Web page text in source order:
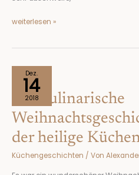
weiterlesen »
Dez.
14
2018
Die kulinarische
der heilige
Küchengeschichten / Von
kulinarische
Weihnachtsgeschichte-
Nikolaus,
der
heilige